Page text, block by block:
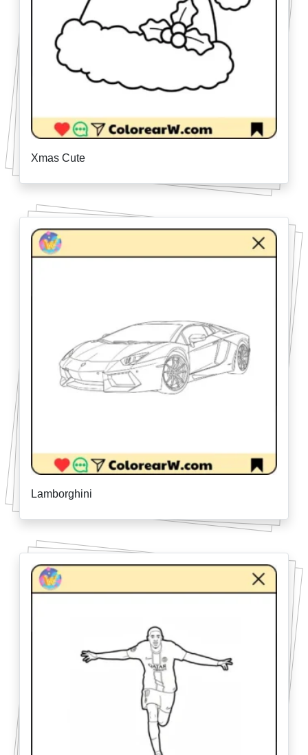
Xmas Cute
Lamborghini